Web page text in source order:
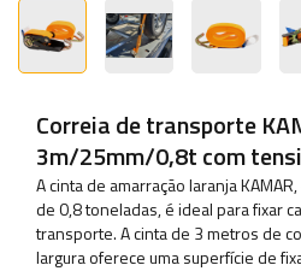
Correia de transporte
3m/25mm/0,8t com
A cinta de amarração laranja
de 0,8 toneladas, é ideal para fixar
transporte. A cinta de 3 metros de
largura oferece uma superfície de